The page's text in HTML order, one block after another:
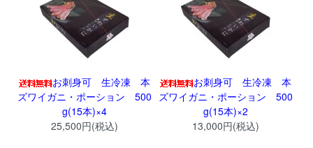
お刺身可 生冷凍 本
ズワイガニ・ポーション 500
g(15本)×4
25,500円(税込)
お刺身可 生冷凍 本
ズワイガニ・ポーション 500
g(15本)×2
13,000円(税込)